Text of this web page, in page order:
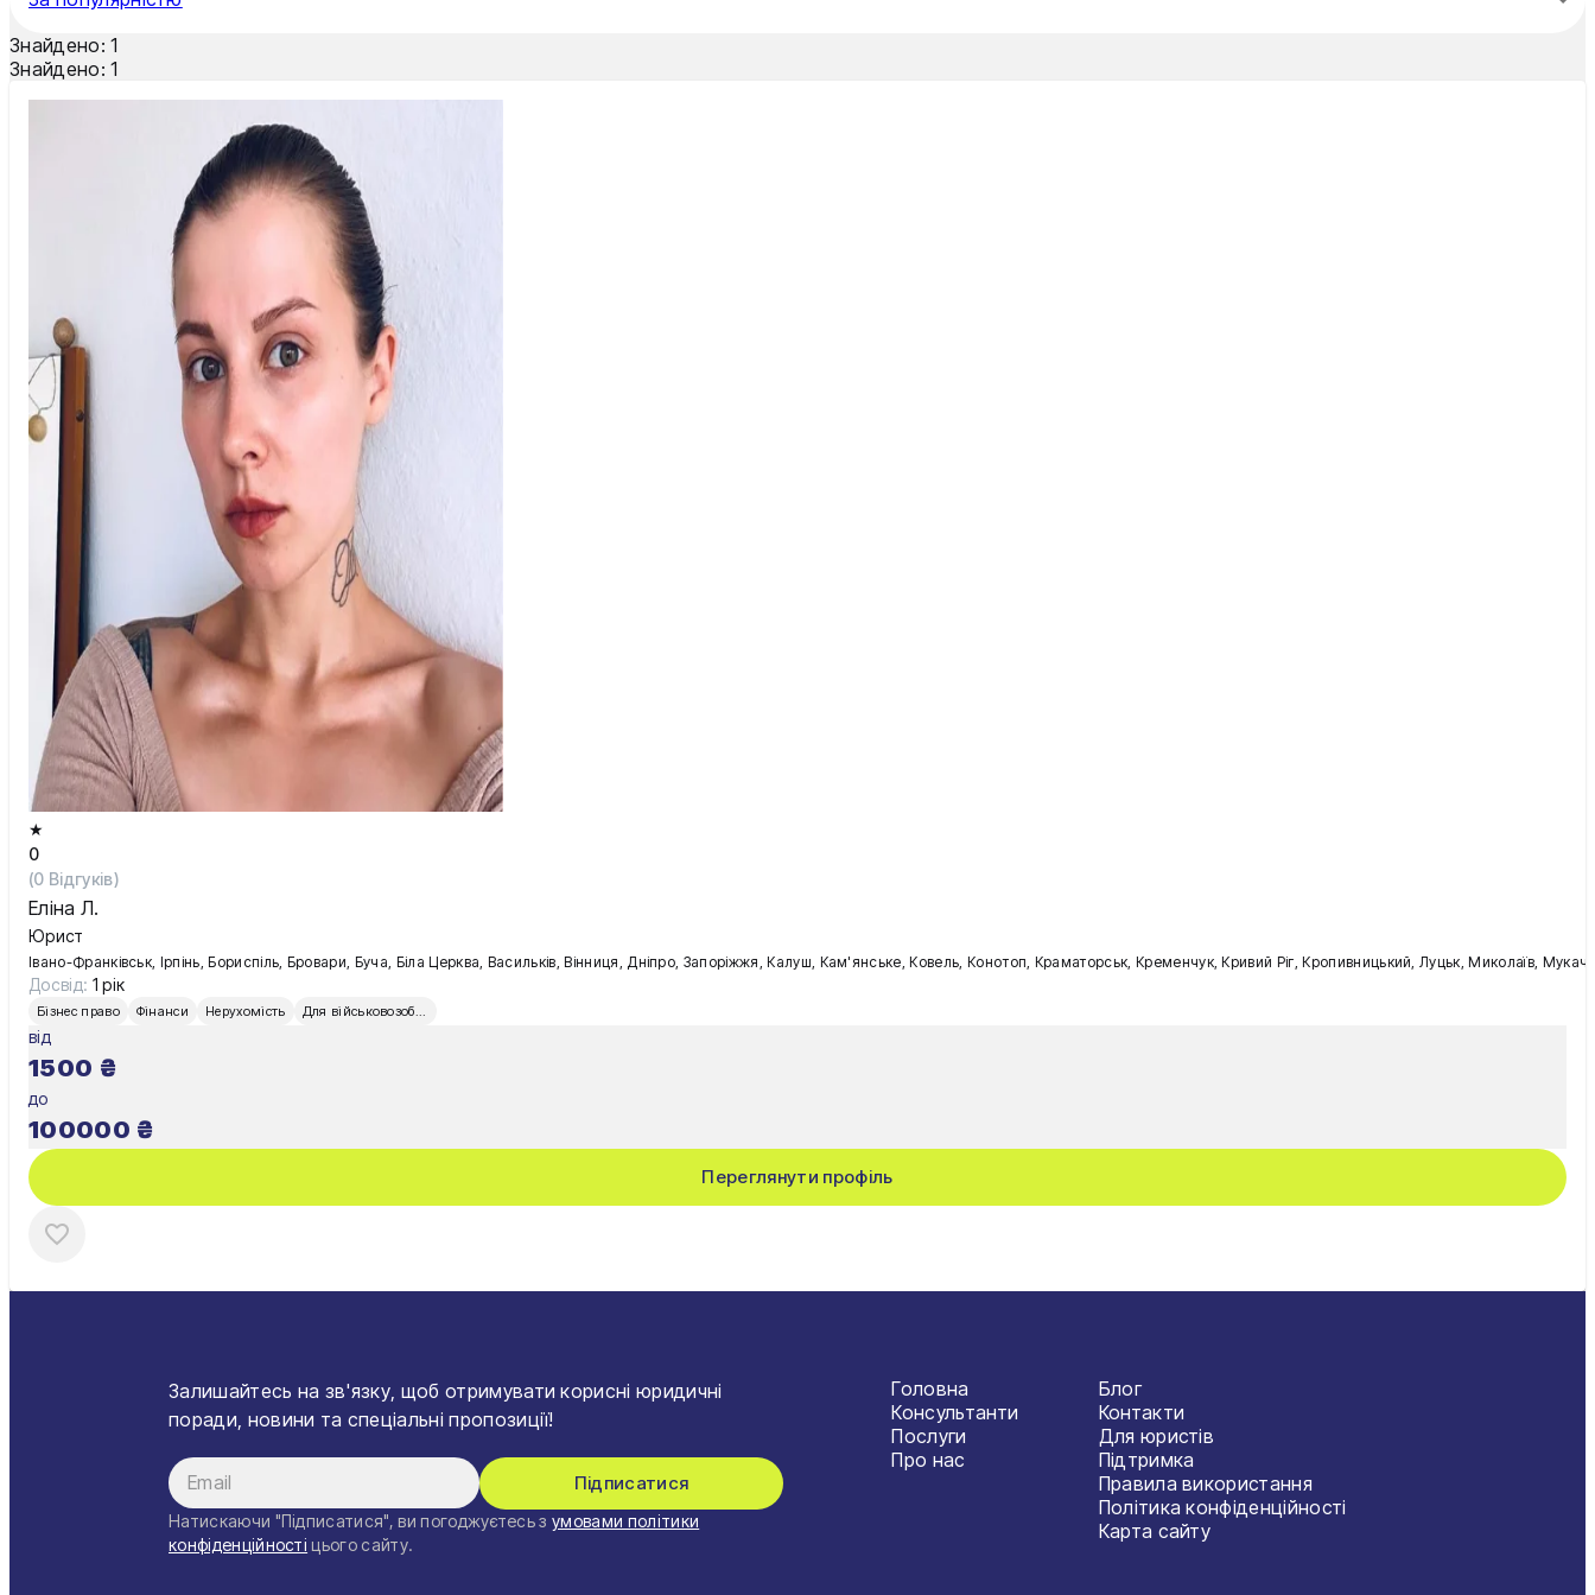
Тернопіль
Ужгород
Умань
Чернівці
Чернігів
Шостка
Житомир
Київ
Львів
Знайдено: 1
Знайдено: 1
★
0
(0 Відгуків)
Еліна Л.
Юрист
Івано-Франківськ, Ірпінь, Бориспіль, Бровари, Буча, Біла Церква, Васильків, Вінниця, Дніпро, Запоріжжя, Калуш, Кам'янське, Ковель, Конотоп, Краматорськ, Кременчук, Кривий Ріг, Кропивницький, Луцьк, Миколаїв,
Досвід: 1 рік
Бізнес право Фінанси Нерухомість
від
1500 ₴
до
100000 ₴
Переглянути профіль
Залишайтесь на зв'язку, щоб отримувати корисні юридичні
поради, новини та спеціальні пропозиції!
Підписатися
Натискаючи "Підписатися", ви погоджуєтесь з умовами політики
конфіденційності цього сайту.
Головна
Консультанти
Послуги
Про нас
Блог
Контакти
Для юристів
Підтримка
Правила використання
Політика конфіденційності
Карта сайту